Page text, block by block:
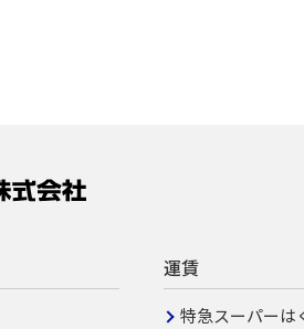
運賃
特急スーパーは